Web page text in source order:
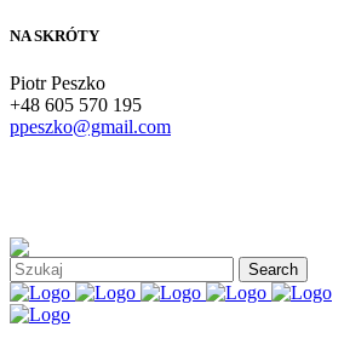
NA SKRÓTY
Piotr Peszko
+48 605 570 195
ppeszko@gmail.com